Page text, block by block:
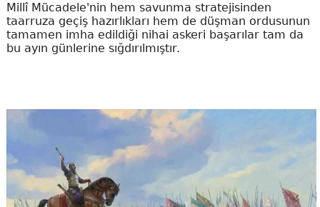
Millî Mücadele'nin hem savunma stratejisinden
taarruza geçiş hazırlıkları hem de düşman ordusunun
tamamen imha edildiği nihai askeri başarılar tam da
bu ayın günlerine sığdırılmıştır.